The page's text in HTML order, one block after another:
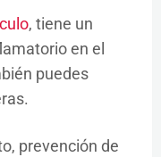
, tiene un
en el
puedes
prevención de